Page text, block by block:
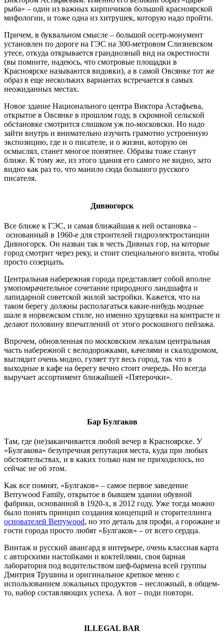
рыба» – один из важных кирпичиков большой красноярской
мифологии, и тоже одна из хитрушек, которую надо пройти.
Причем, в буквальном смысле – большой осетр-монумент
установлен по дороге на ГЭС на 300-метровом Слизневском
утесе, откуда открывается грандиозный вид на окрестности
(вы помните, надеюсь, что смотровые площадки в
Красноярске называются видовки), а в самой Овсянке тот же
образ в еще нескольких вариантах встречается в самых
неожиданных местах.
Новое здание Национального центра Виктора Астафьева,
открытое в Овсянке в прошлом году, в скромной сельской
обстановке смотрится слишком уж по-московски. Но надо
зайти внутрь и внимательно изучить грамотно устроенную
экспозицию, где и о писателе, и о жизни, которую он
осмыслял, станет многое понятнее. Образы тоже станут
ближе. К тому же, из этого здания его самого не видно, зато
видно как раз то, что манило сюда большого русского
писателя.
Дивногорск
Все ближе к ГЭС, и самая ближайшая к ней остановка –
основанный в 1960-е для строителей гидроэлектростанции
Дивногорск. Он назван так в честь Дивных гор, на которые
город смотрит через реку, и стоит специального визита, чтобы
просто созерцать.
Центральная набережная города представляет собой вполне
умопомрачительное сочетание природного ландшафта и
лапидарной советской жилой застройки. Кажется, что на
таком берегу должны располагаться какие-нибудь модные
шале в норвежском стиле, но именно хрущевки на контрасте и
делают половину впечатлений от этого роскошного пейзажа.
Впрочем, обновленная по московским лекалам центральная
часть набережной с велодорожками, качелями и скалодромом,
выглядит очень модно, гуляет тут весь город, так что в
выходные в кафе на берегу вечно стоит очередь. Но всегда
выручает ассортимент ближайшей «Пятерочки».
Бар Булгаков
Там, где (не)заканчивается любой вечер в Красноярске. У
«Булгакова» безупречная репутация места, куда при любых
обстоятельствах, и в каких только нам не приходилось, но
сейчас не об этом.
Как все помнят, «Булгаков» – самое первое заведение
Berrywood Family, открытое в бывшем здании обувной
фабрики, основанной в 1920-х, в 2012 году. Уже тогда можно
было понять принцип создания концепций и сторителлинга
основателей Berrywood, но это деталь для профи, а горожане и
гости города просто любят «Булгаков» – от всего сердца.
Винтаж и русский авангард в интерьере, очень классная карта
с авторскими настойками и коктейлями, своя барная
лаборатория под водительством шеф-бармена всей группы
Дмитрия Трушина и оригинальное крепкое меню с
использованием локальных продуктов – несложный, в общем-
то, набор составляющих успеха. А вот – поди повтори.
ILLEGAL BAR